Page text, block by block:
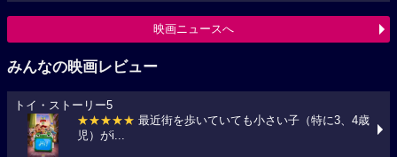
映画ニュースへ
みんなの映画レビュー
トイ・ストーリー5
★★★★★ 最近街を歩いていても小さい子（特に3、4歳
児）がi...